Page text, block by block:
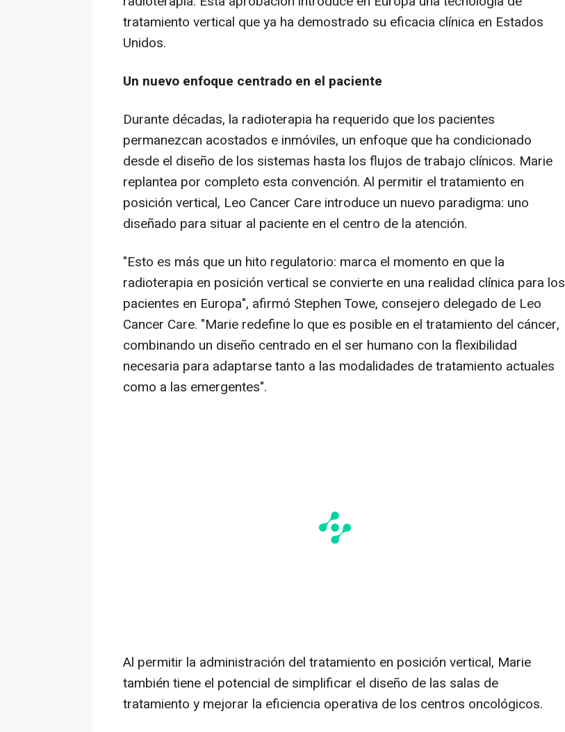
tratamiento vertical que ya ha demostrado su eficacia clínica en Estados
Unidos.
Un nuevo enfoque centrado en el paciente
Durante décadas, la radioterapia ha requerido que los pacientes
permanezcan acostados e inmóviles, un enfoque que ha condicionado
desde el diseño de los sistemas hasta los flujos de trabajo clínicos. Marie
replantea por completo esta convención. Al permitir el tratamiento en
posición vertical, Leo Cancer Care introduce un nuevo paradigma: uno
diseñado para situar al paciente en el centro de la atención.
"Esto es más que un hito regulatorio: marca el momento en que la
radioterapia en posición vertical se convierte en una realidad clínica para los
pacientes en Europa", afirmó Stephen Towe, consejero delegado de Leo
Cancer Care. "Marie redefine lo que es posible en el tratamiento del cáncer,
combinando un diseño centrado en el ser humano con la flexibilidad
necesaria para adaptarse tanto a las modalidades de tratamiento actuales
como a las emergentes".
Al permitir la administración del tratamiento en posición vertical, Marie
también tiene el potencial de simplificar el diseño de las salas de
tratamiento y mejorar la eficiencia operativa de los centros oncológicos.